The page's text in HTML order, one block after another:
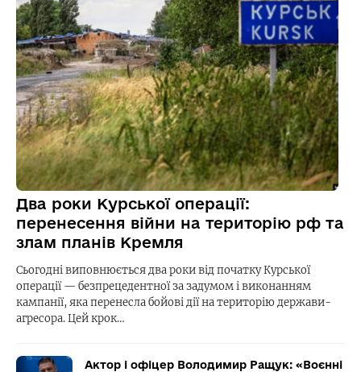
Два роки Курської операції:
перенесення війни на територію рф та
злам планів Кремля
Сьогодні виповнюється два роки від початку Курської
операції — безпрецедентної за задумом і виконанням
кампанії, яка перенесла бойові дії на територію держави-
агресора. Цей крок…
Актор і офіцер Володимир Ращук: «Воєнні